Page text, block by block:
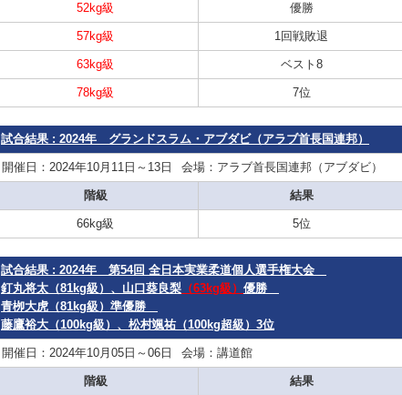
52kg級 優勝
57kg級 1回戦敗退
63kg級 ベスト8
78kg級 7位
試合結果 : 2024年 グランドスラム・アブダビ（アラブ首長国連邦）
開催日：2024年10月11日～13日 会場：アラブ首長国連邦（アブダビ）
階級 結果
66kg級 5位
試合結果 : 2024年 第54回 全日本実業柔道個人選手権大会
釘丸将太（81kg級）、山口葵良梨 （63kg級） 優勝
青栁大虎（81kg級）準優勝
藤鷹裕大（100kg級）、松村颯祐（100kg超級）3位
開催日：2024年10月05日～06日 会場：講道館
階級 結果